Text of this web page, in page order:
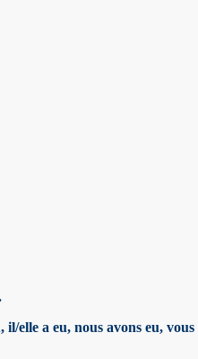
elle a eu, nous avons eu, vous